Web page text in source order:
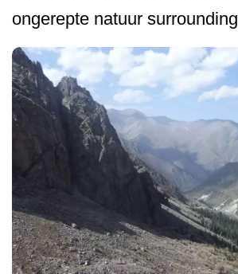
ongerepte natuur surrounding